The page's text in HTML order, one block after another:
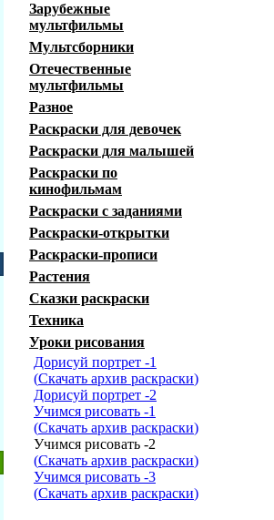
Зарубежные
мультфильмы
Мультсборники
Отечественные
мультфильмы
Разное
Раскраски для девочек
Раскраски для малышей
Раскраски по
кинофильмам
Раскраски с заданиями
Раскраски-открытки
Раскраски-прописи
Растения
Сказки раскраски
Техника
Уроки рисования
Дорисуй портрет -1
(Скачать архив раскраски)
Дорисуй портрет -2
Учимся рисовать -1
(Скачать архив раскраски)
Учимся рисовать -2
(Скачать архив раскраски)
Учимся рисовать -3
(Скачать архив раскраски)